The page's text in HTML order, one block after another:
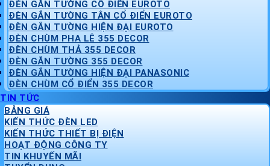
ĐÈN GẮN TƯỜNG CỔ ĐIỂN EUROTO
ĐÈN GẮN TƯỜNG TÂN CỔ ĐIỂN EUROTO
ĐÈN GẮN TƯỜNG HIỆN ĐẠI EUROTO
ĐÈN CHÙM PHA LÊ 355 DECOR
ĐÈN CHÙM THẢ 355 DECOR
ĐÈN GẮN TƯỜNG 355 DECOR
ĐÈN GẮN TƯỜNG HIỆN ĐẠI PANASONIC
ĐÈN CHÙM CỔ ĐIỂN 355 DECOR
TIN TỨC
BẢNG GIÁ
KIẾN THỨC ĐÈN LED
KIẾN THỨC THIẾT BỊ ĐIỆN
HOẠT ĐỘNG CÔNG TY
TIN KHUYẾN MÃI